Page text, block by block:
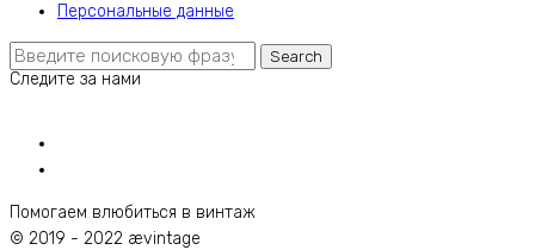
Персональные данные
Search
for:
Search
Следите за нами
Помогаем влюбиться в винтаж
© 2019 - 2022 ævintage